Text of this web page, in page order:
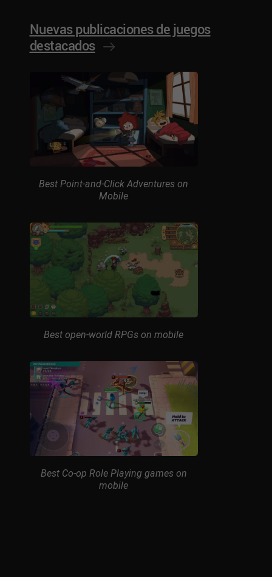
Nuevas publicaciones de juegos
destacados
Best Point-and-Click Adventures on
Mobile
Best open-world RPGs on mobile
Best Co-op Role Playing games on
mobile